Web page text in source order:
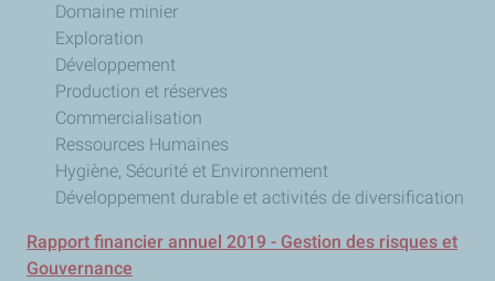
Domaine minier
Exploration
Développement
Production et réserves
Commercialisation
Ressources Humaines
Hygiène, Sécurité et Environnement
Développement durable et activités de diversification
Rapport financier annuel 2019 - Gestion des risques et
Gouvernance